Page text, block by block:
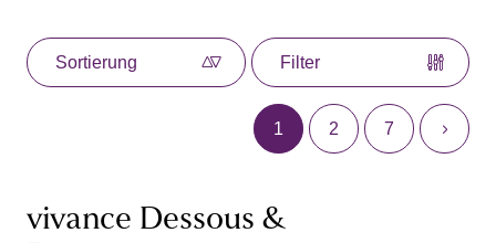
Sortierung Filter
1 2 7
vivance Dessous &